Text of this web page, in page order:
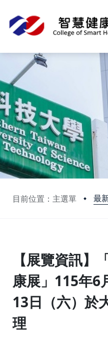
目前位置：主選單 最
【展覽資訊】
康展」115年6
13日（六）於
理